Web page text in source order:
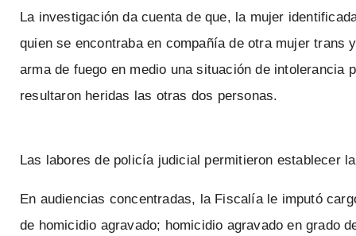
La investigación da cuenta de que, la mujer
quien se encontraba en compañía de otra mujer trans y
arma de fuego en medio una situación de intolerancia
resultaron heridas las otras dos personas.
Las labores de policía judicial permitieron establecer la
En audiencias concentradas, la Fiscalía le imputó
de homicidio agravado; homicidio agravado en grado